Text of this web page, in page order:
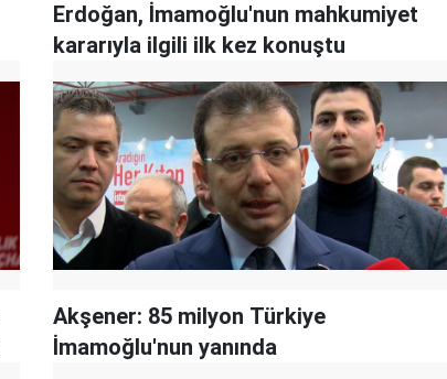
Erdoğan, İmamoğlu'nun mahkumiyet
kararıyla ilgili ilk kez konuştu
Akşener: 85 milyon Türkiye
İmamoğlu'nun yanında